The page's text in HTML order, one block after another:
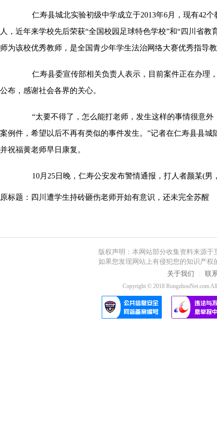
仁寿县城北实验初级中学成立于2013年6月，现有42个
人，近年来学校先后荣获“全国校园足球特色学校”和“四川省教
师为该校优秀教师，是全国青少年学生法治网络大赛优秀指导
仁寿县委宣传部相关负责人表示，目前案件正在办理
公布，感谢社会各界的关心。
“太要不得了，怎么能打老师，发生这样的事情很意外
案例件，希望以后不再有类似的事件发生。”记者在仁寿县县
并祝福黄老师早日康复。
10月25日晚，仁寿公安发布警情通报，打人者颜某(男
原标题：四川遭学生持砖砸伤老师开始有意识，还未完全苏醒
版权声明：本网站部分收集资料来源
如果您发现网站上有侵犯您的知识产
关于我们
联
Copyright © 2018 RongzhouNet.com